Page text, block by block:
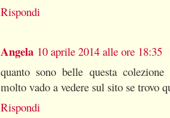
Rispondi
Angela 10 aprile 2014 alle ore 18:35
quanto sono belle questa
molto vado a vedere sul sito se trovo
Rispondi